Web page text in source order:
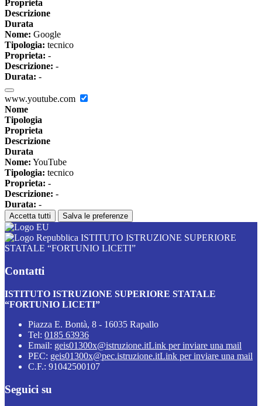
Proprieta
Descrizione
Durata
Nome: Google
Tipologia: tecnico
Proprieta: -
Descrizione: -
Durata: -
www.youtube.com
Nome
Tipologia
Proprieta
Descrizione
Durata
Nome: YouTube
Tipologia: tecnico
Proprieta: -
Descrizione: -
Durata: -
Accetta tutti Salva le preferenze
ISTITUTO ISTRUZIONE SUPERIORE
STATALE “FORTUNIO LICETI”
Contatti
ISTITUTO ISTRUZIONE SUPERIORE STATALE
“FORTUNIO LICETI”
Piazza E. Bontà, 8 - 16035 Rapallo
Tel: 0185 63936
Email: geis01300x@istruzione.itLink per inviare una mail
PEC: geis01300x@pec.istruzione.itLink per inviare una mail
C.F.: 91042500107
Seguici su